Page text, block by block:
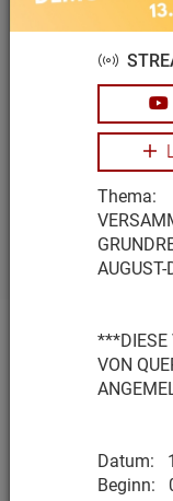
76661
BADEN-
14:00 -
76661
Copyright ©
Thema:
***DIESE
VON
Datum:
Beginn: